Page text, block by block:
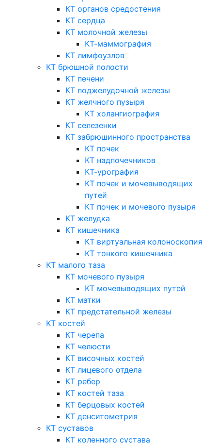
КТ органов средостения
КТ сердца
КТ молочной железы
КТ-маммография
КТ лимфоузлов
КТ брюшной полости
КТ печени
КТ поджелудочной железы
КТ желчного пузыря
КТ холангиография
КТ селезенки
КТ забрюшинного пространства
КТ почек
КТ надпочечников
КТ-урография
КТ почек и мочевыводящих
путей
КТ почек и мочевого пузыря
КТ желудка
КТ кишечника
КТ виртуальная колоноскопия
КТ тонкого кишечника
КТ малого таза
КТ мочевого пузыря
КТ мочевыводящих путей
КТ матки
КТ предстательной железы
КТ костей
КТ черепа
КТ челюсти
КТ височных костей
КТ лицевого отдела
КТ ребер
КТ костей таза
КТ берцовых костей
КТ денситометрия
КТ суставов
КТ коленного сустава